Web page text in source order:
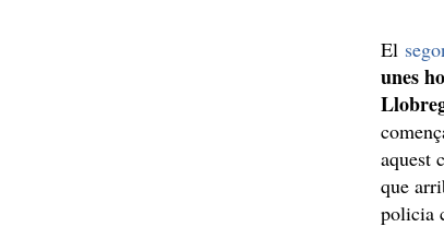
El
unes
aquest
que
policia